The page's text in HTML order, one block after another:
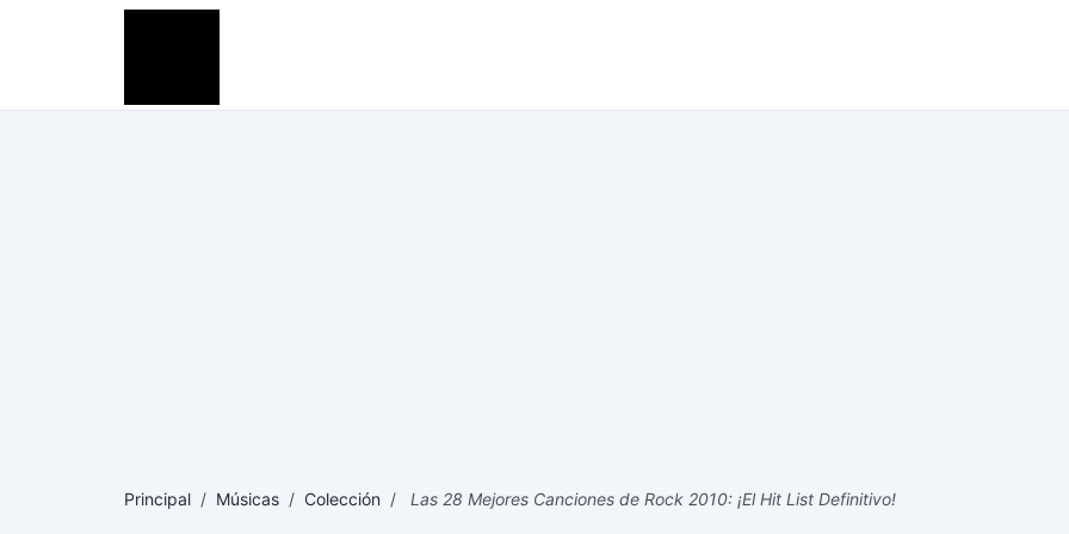
Principal / Músicas / Colección / Las 28 Mejores Canciones de Rock 2010: ¡El Hit List Definitivo!